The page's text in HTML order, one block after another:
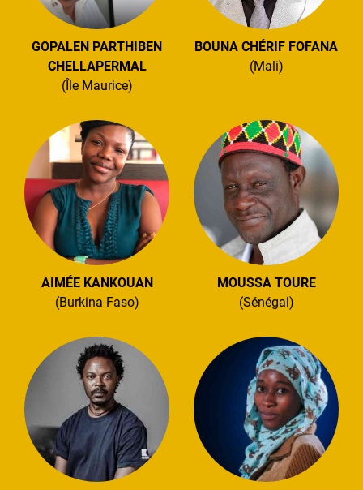
GOPALEN PARTHIBEN
CHELLAPERMAL
(Île Maurice)
BOUNA CHÉRIF FOFANA
(Mali)
AIMÉE KANKOUAN
(Burkina Faso)
MOUSSA TOURE
(Sénégal)